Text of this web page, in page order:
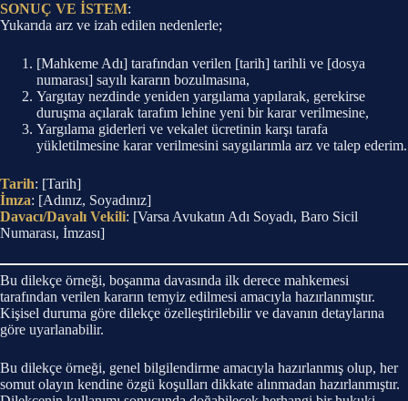
SONUÇ VE İSTEM:
Yukarıda arz ve izah edilen nedenlerle;
[Mahkeme Adı] tarafından verilen [tarih] tarihli ve [dosya
numarası] sayılı kararın bozulmasına,
Yargıtay nezdinde yeniden yargılama yapılarak, gerekirse
duruşma açılarak tarafım lehine yeni bir karar verilmesine,
Yargılama giderleri ve vekalet ücretinin karşı tarafa
yükletilmesine karar verilmesini saygılarımla arz ve talep ederim.
Tarih: [Tarih]
İmza: [Adınız, Soyadınız]
Davacı/Davalı Vekili: [Varsa Avukatın Adı Soyadı, Baro Sicil
Numarası, İmzası]
Bu dilekçe örneği, boşanma davasında ilk derece mahkemesi
tarafından verilen kararın temyiz edilmesi amacıyla hazırlanmıştır.
Kişisel duruma göre dilekçe özelleştirilebilir ve davanın detaylarına
göre uyarlanabilir.
Bu dilekçe örneği, genel bilgilendirme amacıyla hazırlanmış olup, her
somut olayın kendine özgü koşulları dikkate alınmadan hazırlanmıştır.